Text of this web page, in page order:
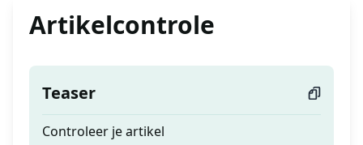
Artikelcontrole
Teaser
Controleer je artikel